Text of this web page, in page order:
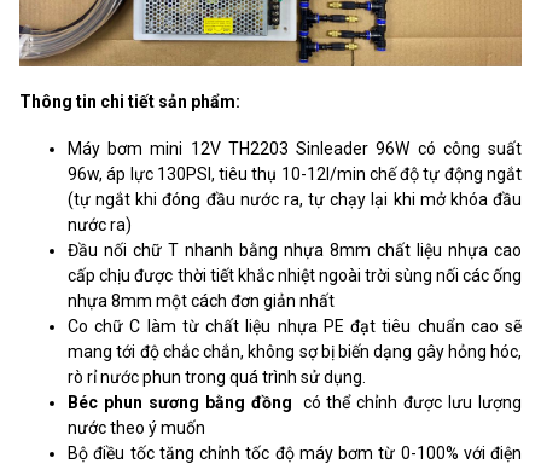
Thông tin chi tiết sản phẩm:
Máy bơm mini 12V TH2203 Sinleader 96W có công suất
96w, áp lực 130PSI, tiêu thụ 10-12l/min chế độ tự động ngắt
(tự ngắt khi đóng đầu nước ra, tự chạy lại khi mở khóa đầu
nước ra)
Đầu nối chữ T nhanh bằng nhựa 8mm chất liệu nhựa cao
cấp chịu được thời tiết khắc nhiệt ngoài trời sùng nối các ống
nhựa 8mm một cách đơn giản nhất
Co chữ C làm từ chất liệu nhựa PE đạt tiêu chuẩn cao sẽ
mang tới độ chắc chắn, không sợ bị biến dạng gây hỏng hóc,
rò rỉ nước phun trong quá trình sử dụng.
Béc phun sương bằng đồng
có thể chỉnh được lưu lượng
nước theo ý muốn
Bộ điều tốc tăng chỉnh tốc độ máy bơm từ 0-100% với điện